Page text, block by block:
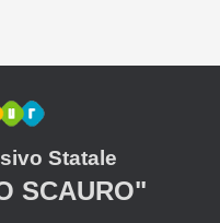
Statale
SCAURO"